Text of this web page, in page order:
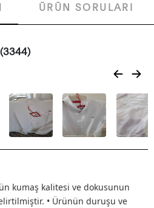
ÜRÜN SORULARI
kumaş kalitesi ve dokusunun
• Ürünün duruşu ve